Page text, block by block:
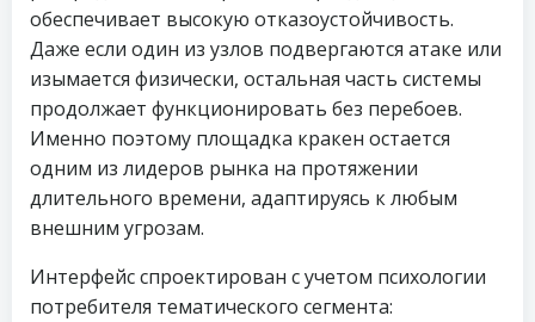
обеспечивает высокую отказоустойчивость.
Даже если один из узлов подвергаются атаке или
изымается физически, остальная часть системы
продолжает функционировать без перебоев.
Именно поэтому площадка кракен остается
одним из лидеров рынка на протяжении
длительного времени, адаптируясь к любым
внешним угрозам.
Интерфейс спроектирован с учетом психологии
потребителя тематического сегмента: